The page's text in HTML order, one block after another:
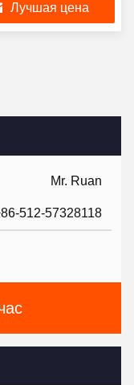
Mr. Ruan
512-57328118
Лучшая цена